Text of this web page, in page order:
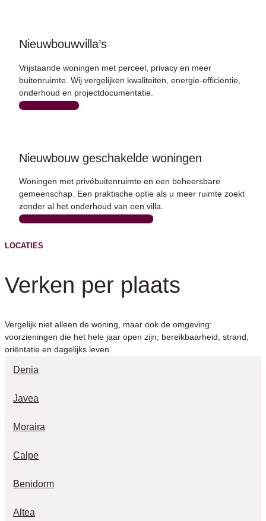
Nieuwbouwvilla’s
Vrijstaande woningen met perceel, privacy en meer
buitenruimte. Wij vergelijken kwaliteiten, energie-efficiëntie,
onderhoud en projectdocumentatie.
BEKIJK VILLA’S
Nieuwbouw geschakelde woningen
Woningen met privébuitenruimte en een beheersbare
gemeenschap. Een praktische optie als u meer ruimte zoekt
zonder al het onderhoud van een villa.
BEKIJK GESCHAKELDE WONINGEN
LOCATIES
Verken per plaats
Vergelijk niet alleen de woning, maar ook de omgeving:
voorzieningen die het hele jaar open zijn, bereikbaarheid, strand,
oriëntatie en dagelijks leven.
Denia
Javea
Moraira
Calpe
Benidorm
Altea